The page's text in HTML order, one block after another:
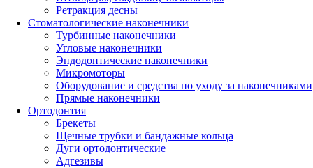
Ретракция десны
Стоматологические наконечники
Турбинные наконечники
Угловые наконечники
Эндодонтические наконечники
Микромоторы
Оборудование и средства по уходу за наконечниками
Прямые наконечники
Ортодонтия
Брекеты
Щечные трубки и бандажные кольца
Дуги ортодонтические
Адгезивы